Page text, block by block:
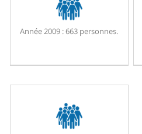
Année 2009 :663 personnes.